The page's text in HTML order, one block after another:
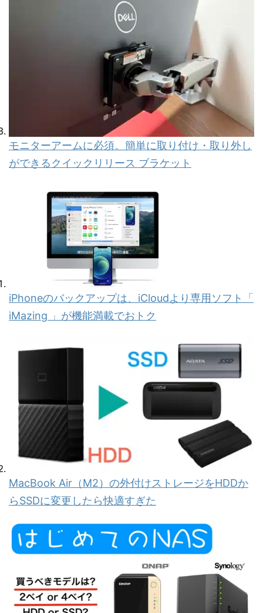
モニターアームに必須。簡単に取り付け・取り外し
ができるクイックリリース ブラケット
iPhoneのバックアップは、iCloudより専用ソフト「
iMazing 」が機能満載でおトク
MacBook Air（M2）の外付けストレージをHDDか
らSSDに変更したら快適すぎた